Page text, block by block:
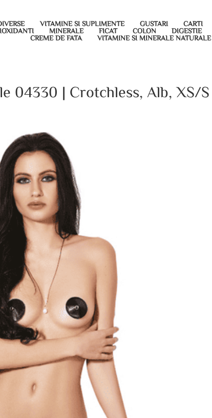
VITAMINE SI SUPLIMENTE GUSTARI CARTI
MINERALE FICAT COLON DIGESTIE
CREME DE FATA
VITAMINE SI MINERALE NATURALE
04330 | Crotchless, Alb, XS/S